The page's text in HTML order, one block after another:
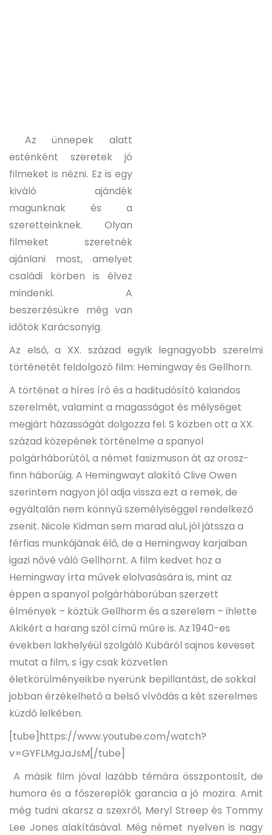
Az ünnepek alatt
esténként szeretek jó
filmeket is nézni. Ez is egy
kiváló ajándék
magunknak és a
szeretteinknek. Olyan
filmeket szeretnék
ajánlani most, amelyet
családi körben is élvez
mindenki. A
beszerzésükre még van
időtök Karácsonyig.
Az első, a XX. század egyik legnagyobb szerelmi
történetét feldolgozó film: Hemingway és Gellhorn.
A történet a híres író és a haditudósító kalandos
szerelmét, valamint a magasságot és mélységet
megjárt házasságát dolgozza fel. S közben ott a XX.
század közepének történelme a spanyol
polgárháborútól, a német fasizmuson át az orosz-
finn háborúig. A Hemingwayt alakító Clive Owen
szerintem nagyon jól adja vissza ezt a remek, de
egyáltalán nem könnyű személyiséggel rendelkező
zsenit. Nicole Kidman sem marad alul, jól játssza a
férfias munkájának élő, de a Hemingway karjaiban
igazi nővé váló Gellhornt. A film kedvet hoz a
Hemingway írta művek elolvasására is, mint az
éppen a spanyol polgárháborúban szerzett
élmények – köztük Gellhorm és a szerelem – ihlette
Akikért a harang szól című műre is. Az 1940-es
években lakhelyéül szolgáló Kubáról sajnos keveset
mutat a film, s így csak közvetlen
életkörülményeikbe nyerünk bepillantást, de sokkal
jobban érzékelhető a belső vívódás a két szerelmes
küzdő lelkében.
[tube]https://www.youtube.com/watch?
v=GYFLMgJaJsM[/tube]
A másik film jóval lazább témára összpontosít, de
humora és a főszereplők garancia a jó mozira. Amit
még tudni akarsz a szexről, Meryl Streep és Tommy
Lee Jones alakításával. Még német nyelven is nagy